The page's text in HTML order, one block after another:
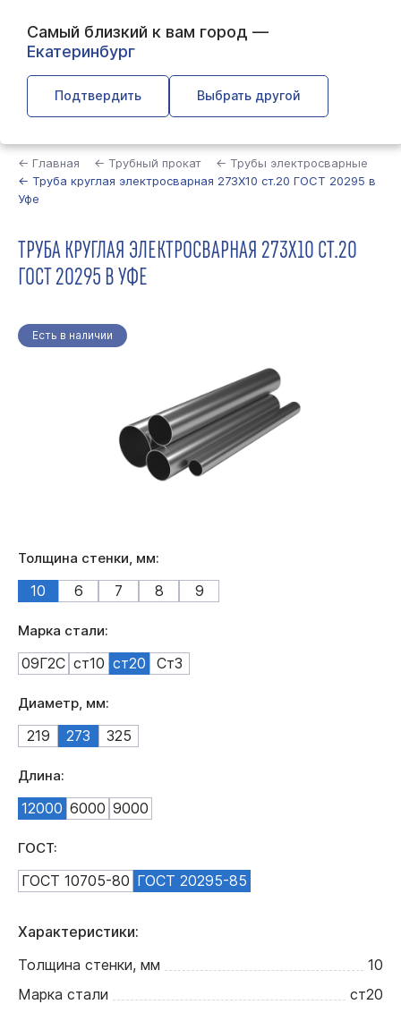
Самый близкий к вам город —
Екатеринбург
Подтвердить Выбрать другой
← Главная ← Трубный прокат
← Трубы электросварные
← Труба круглая электросварная 273Х10 ст.20 ГОСТ 20295 в
Уфе
ТРУБА КРУГЛАЯ ЭЛЕКТРОСВАРНАЯ 273Х10 СТ.20
ГОСТ 20295 В УФЕ
Есть в наличии
Толщина стенки, мм:
10 6 7 8 9
Марка стали:
09Г2С ст10 ст20 Ст3
Диаметр, мм:
219 273 325
Длина:
12000 6000 9000
ГОСТ:
ГОСТ 10705-80 ГОСТ 20295-85
Характеристики:
Толщина стенки, мм
10
Марка стали
ст20